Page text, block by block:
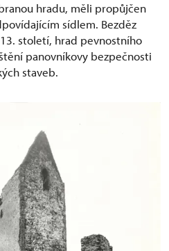
hradu, měli propůjčen
sídlem. Bezděz
století, hrad pevnostního
panovníkovy bezpečnosti
staveb.